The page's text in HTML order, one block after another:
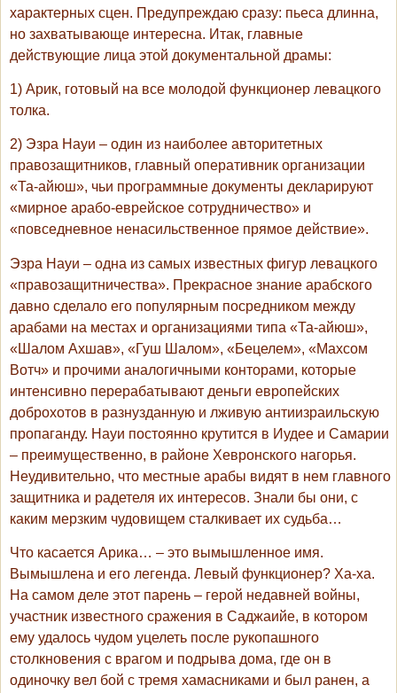
характерных сцен. Предупреждаю сразу: пьеса длинна,
но захватывающе интересна. Итак, главные
действующие лица этой документальной драмы:
1) Арик, готовый на все молодой функционер левацкого
толка.
2) Эзра Науи – один из наиболее авторитетных
правозащитников, главный оперативник организации
«Та-айюш», чьи программные документы декларируют
«мирное арабо-еврейское сотрудничество» и
«повседневное ненасильственное прямое действие».
Эзра Науи – одна из самых известных фигур левацкого
«правозащитничества». Прекрасное знание арабского
давно сделало его популярным посредником между
арабами на местах и организациями типа «Та-айюш»,
«Шалом Ахшав», «Гуш Шалом», «Бецелем», «Махсом
Вотч» и прочими аналогичными конторами, которые
интенсивно перерабатывают деньги европейских
доброхотов в разнузданную и лживую антиизраильскую
пропаганду. Науи постоянно крутится в Иудее и Самарии
– преимущественно, в районе Хевронского нагорья.
Неудивительно, что местные арабы видят в нем главного
защитника и радетеля их интересов. Знали бы они, с
каким мерзким чудовищем сталкивает их судьба…
Что касается Арика… – это вымышленное имя.
Вымышлена и его легенда. Левый функционер? Ха-ха.
На самом деле этот парень – герой недавней войны,
участник известного сражения в Саджаийе, в котором
ему удалось чудом уцелеть после рукопашного
столкновения с врагом и подрыва дома, где он в
одиночку вел бой с тремя хамасниками и был ранен, а